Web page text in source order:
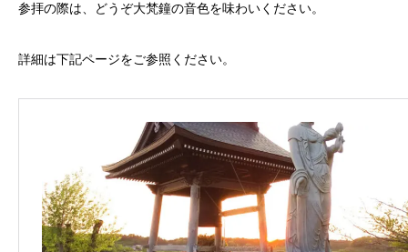
参拝の際は、どうぞ大梵鐘の音色を味わいください。
詳細は下記ページをご参照ください。